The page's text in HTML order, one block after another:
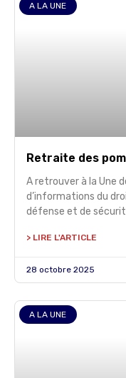
A LA UNE
Retraite des
A retrouver à la Une
d’informations du
défense et de
> LIRE L'ARTICLE
28 octobre 2025
A LA UNE